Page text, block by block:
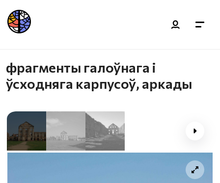
фрагменты галоўнага і
ўсходняга карпусоў, аркады